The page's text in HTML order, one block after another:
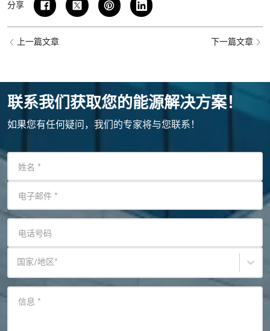
分享
上一篇文章 下一篇文章
联系我们获取您的能源解决方案！
如果您有任何疑问，我们的专家将与您联系！
姓名 *
电子邮件 *
电话号码
国家/地区 *
信息 *